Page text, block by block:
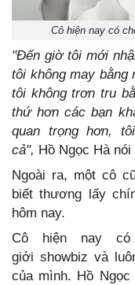
Cô hiện nay có
"Đến giờ tôi mới
tôi không may
tôi không trơn tru
thứ hơn các bạn
quan trọng hơn,
cả", Hồ Ngọc Hà nói
Ngoài ra, một cô
biết thương lấy
hôm nay.
Cô hiện nay
giới showbiz và
của mình. Hồ